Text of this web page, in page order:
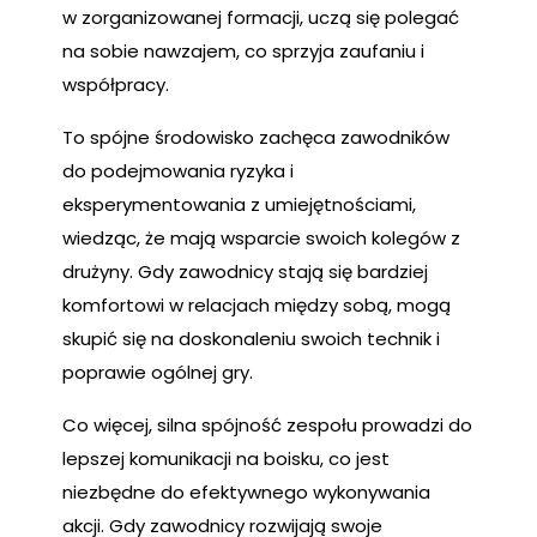
w zorganizowanej formacji, uczą się polegać
na sobie nawzajem, co sprzyja zaufaniu i
współpracy.
To spójne środowisko zachęca zawodników
do podejmowania ryzyka i
eksperymentowania z umiejętnościami,
wiedząc, że mają wsparcie swoich kolegów z
drużyny. Gdy zawodnicy stają się bardziej
komfortowi w relacjach między sobą, mogą
skupić się na doskonaleniu swoich technik i
poprawie ogólnej gry.
Co więcej, silna spójność zespołu prowadzi do
lepszej komunikacji na boisku, co jest
niezbędne do efektywnego wykonywania
akcji. Gdy zawodnicy rozwijają swoje